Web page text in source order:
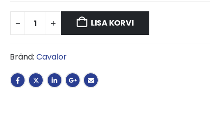
LISA KORVI
Bränd: Cavalor